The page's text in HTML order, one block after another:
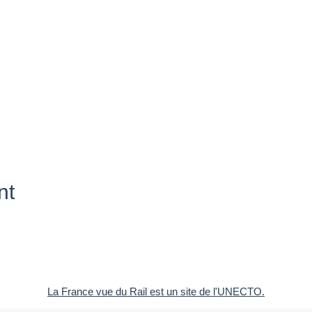
La France vue du Rail est un site de l'UNECTO.